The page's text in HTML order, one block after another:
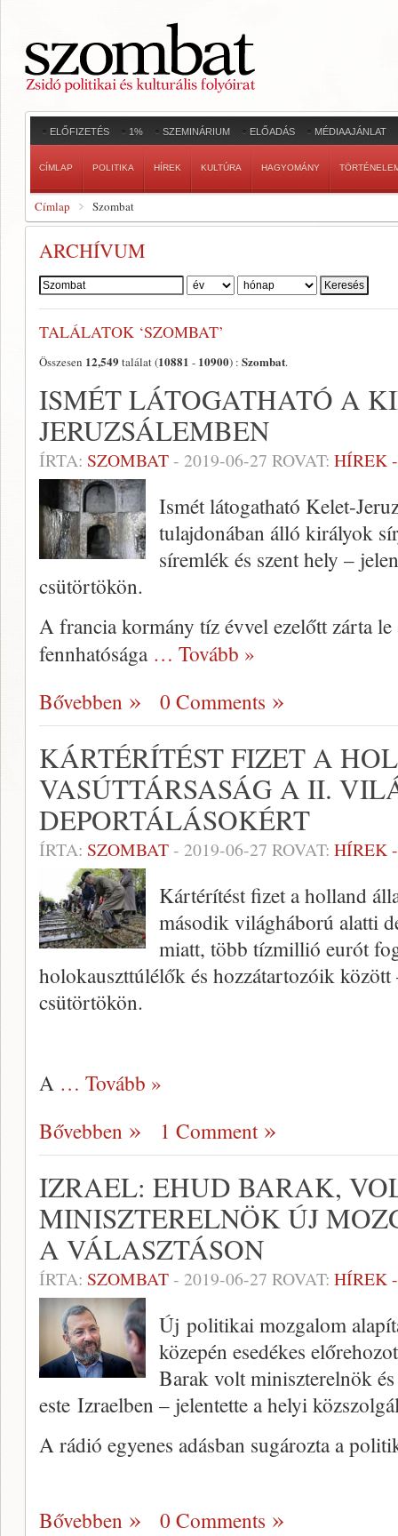
ELŐFIZETÉS 1% SZEMINÁRIUM ELŐADÁS MÉDIAAJÁNLAT
CÍMLAP POLITIKA HÍREK KULTÚRA HAGYOMÁNY
Címlap Szombat
ARCHÍVUM
Szerző:
TALÁLATOK ‘SZOMBAT’
Összesen 12,549 találat (10881 - 10900) : Szombat.
ISMÉT LÁTOGATHATÓ A
JERUZSÁLEMBEN
ÍRTA: SZOMBAT- 2019-06-27 ROVAT: HÍREK
Ismét látogatható Kelet-
tulajdonában álló királyok
síremlék és szent hely –
csütörtökön.
A francia kormány tíz évvel ezelőtt zárta
fennhatósága … Tovább »
Bővebben
0 Comments
KÁRTÉRÍTÉST FIZET A
VASÚTTÁRSASÁG A II.
DEPORTÁLÁSOKÉRT
ÍRTA: SZOMBAT- 2019-06-27 ROVAT: HÍREK
Kártérítést fizet a holland
második világháború alatti
miatt, több tízmillió eurót
holokauszttúlélők és hozzátartozóik között
csütörtökön.
A … Tovább »
Bővebben
1 Comment
IZRAEL: EHUD BARAK,
MINISZTERELNÖK ÚJ
A VÁLASZTÁSON
ÍRTA: SZOMBAT- 2019-06-27 ROVAT: HÍREK
Új politikai mozgalom
közepén esedékes
Barak volt miniszterelnök
este Izraelben – jelentette a helyi
A rádió egyenes adásban sugározta a
Bővebben 0 Comments